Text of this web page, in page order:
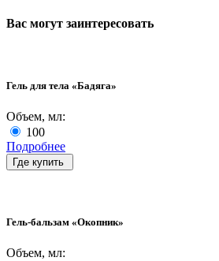
Вас могут заинтересовать
Гель для тела «Бадяга»
Объем, мл:
100
Подробнее
Где купить
Гель-бальзам «Окопник»
Объем, мл: